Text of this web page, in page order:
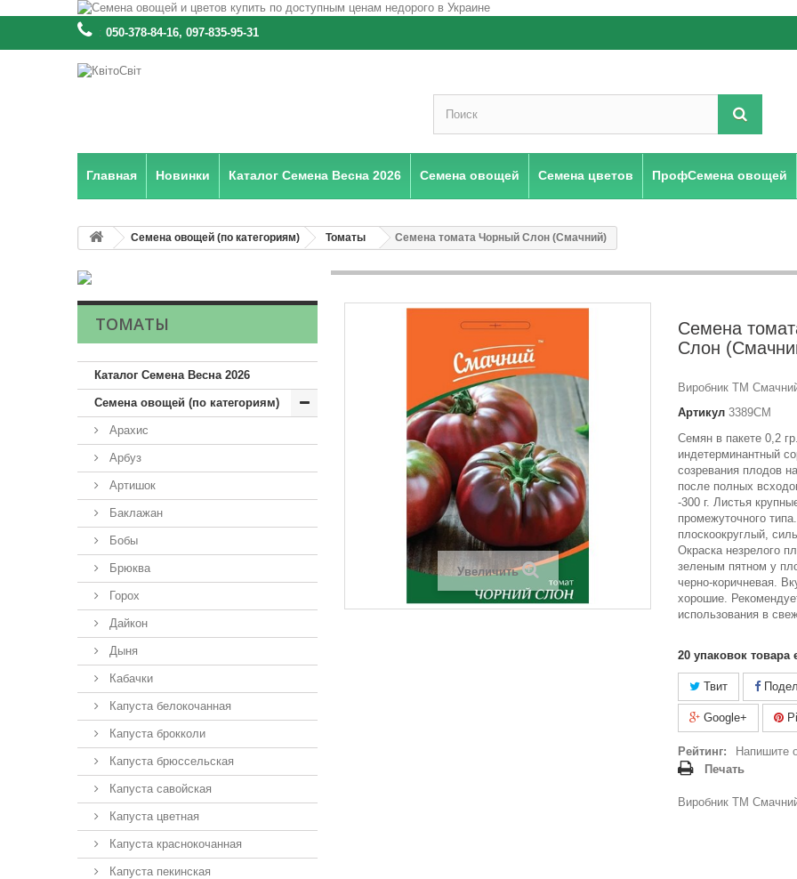
: 050-378-84-16, 097-835-95-31
Главная Новинки Каталог Семена Весна 2026 Семена овощей Семена цветов ПрофСемена овощей
Семена овощей (по категориям) Томаты Семена томата Чорный Слон (Смачний)
ТОМАТЫ
Каталог Семена Весна 2026
Семена овощей (по категориям)
Арахис
Арбуз
Артишок
Баклажан
Бобы
Брюква
Горох
Дайкон
Дыня
Кабачки
Капуста белокочанная
Капуста брокколи
Капуста брюссельская
Капуста савойская
Капуста цветная
Капуста краснокочанная
Капуста пекинская
Увеличить
Семена
Слон
Виробник ТМ
Артикул 3389СМ
Семян в пакете 0,2
индетерминантный
созревания плодов
после полных
-300 г. Листья
промежуточного
плоскоокруглый,
Окраска незрелого
зеленым пятном у
черно-коричневая.
хорошие.
использования в
20 упаковок товара
Твит
Google+
Рейтинг:
Напишите
Печать
Виробник ТМ